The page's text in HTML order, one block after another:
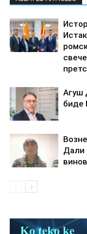
Агуш
биде
Дали